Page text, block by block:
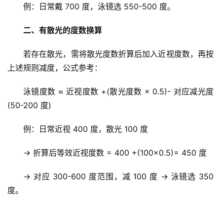
章
讯
例：日常戴 700 度，泳镜选 550-500 度。
二、有散光的度数换算
若存在散光，需将散光度数折算后加入近视度数，再按
上述规则减度，公式参考：
泳镜度数 ≈ 近视度数 +(散光度数 × 0.5)- 对应减光度
(50-200 度)
例：日常近视 400 度，散光 100 度
→ 折算后等效近视度数 = 400 +(100×0.5)= 450 度
→ 对应 300-600 度范围，减 100 度 → 泳镜选 350
度。